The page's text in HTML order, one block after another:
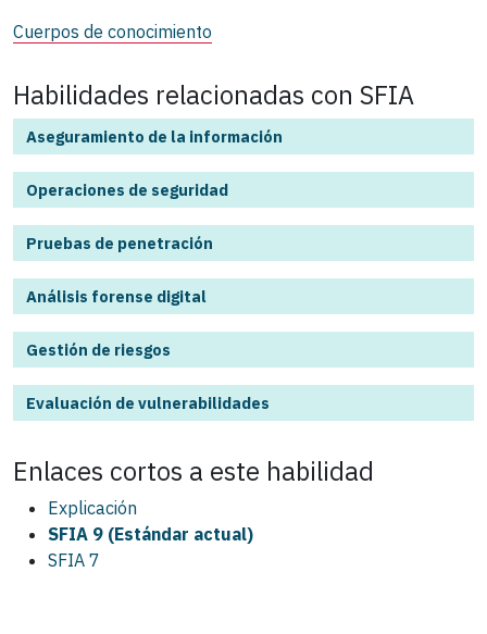
Cuerpos de conocimiento
Habilidades relacionadas con SFIA
Aseguramiento de la información
Operaciones de seguridad
Pruebas de penetración
Análisis forense digital
Gestión de riesgos
Evaluación de vulnerabilidades
Enlaces cortos a este habilidad
Explicación
SFIA 9 (Estándar actual)
SFIA 7